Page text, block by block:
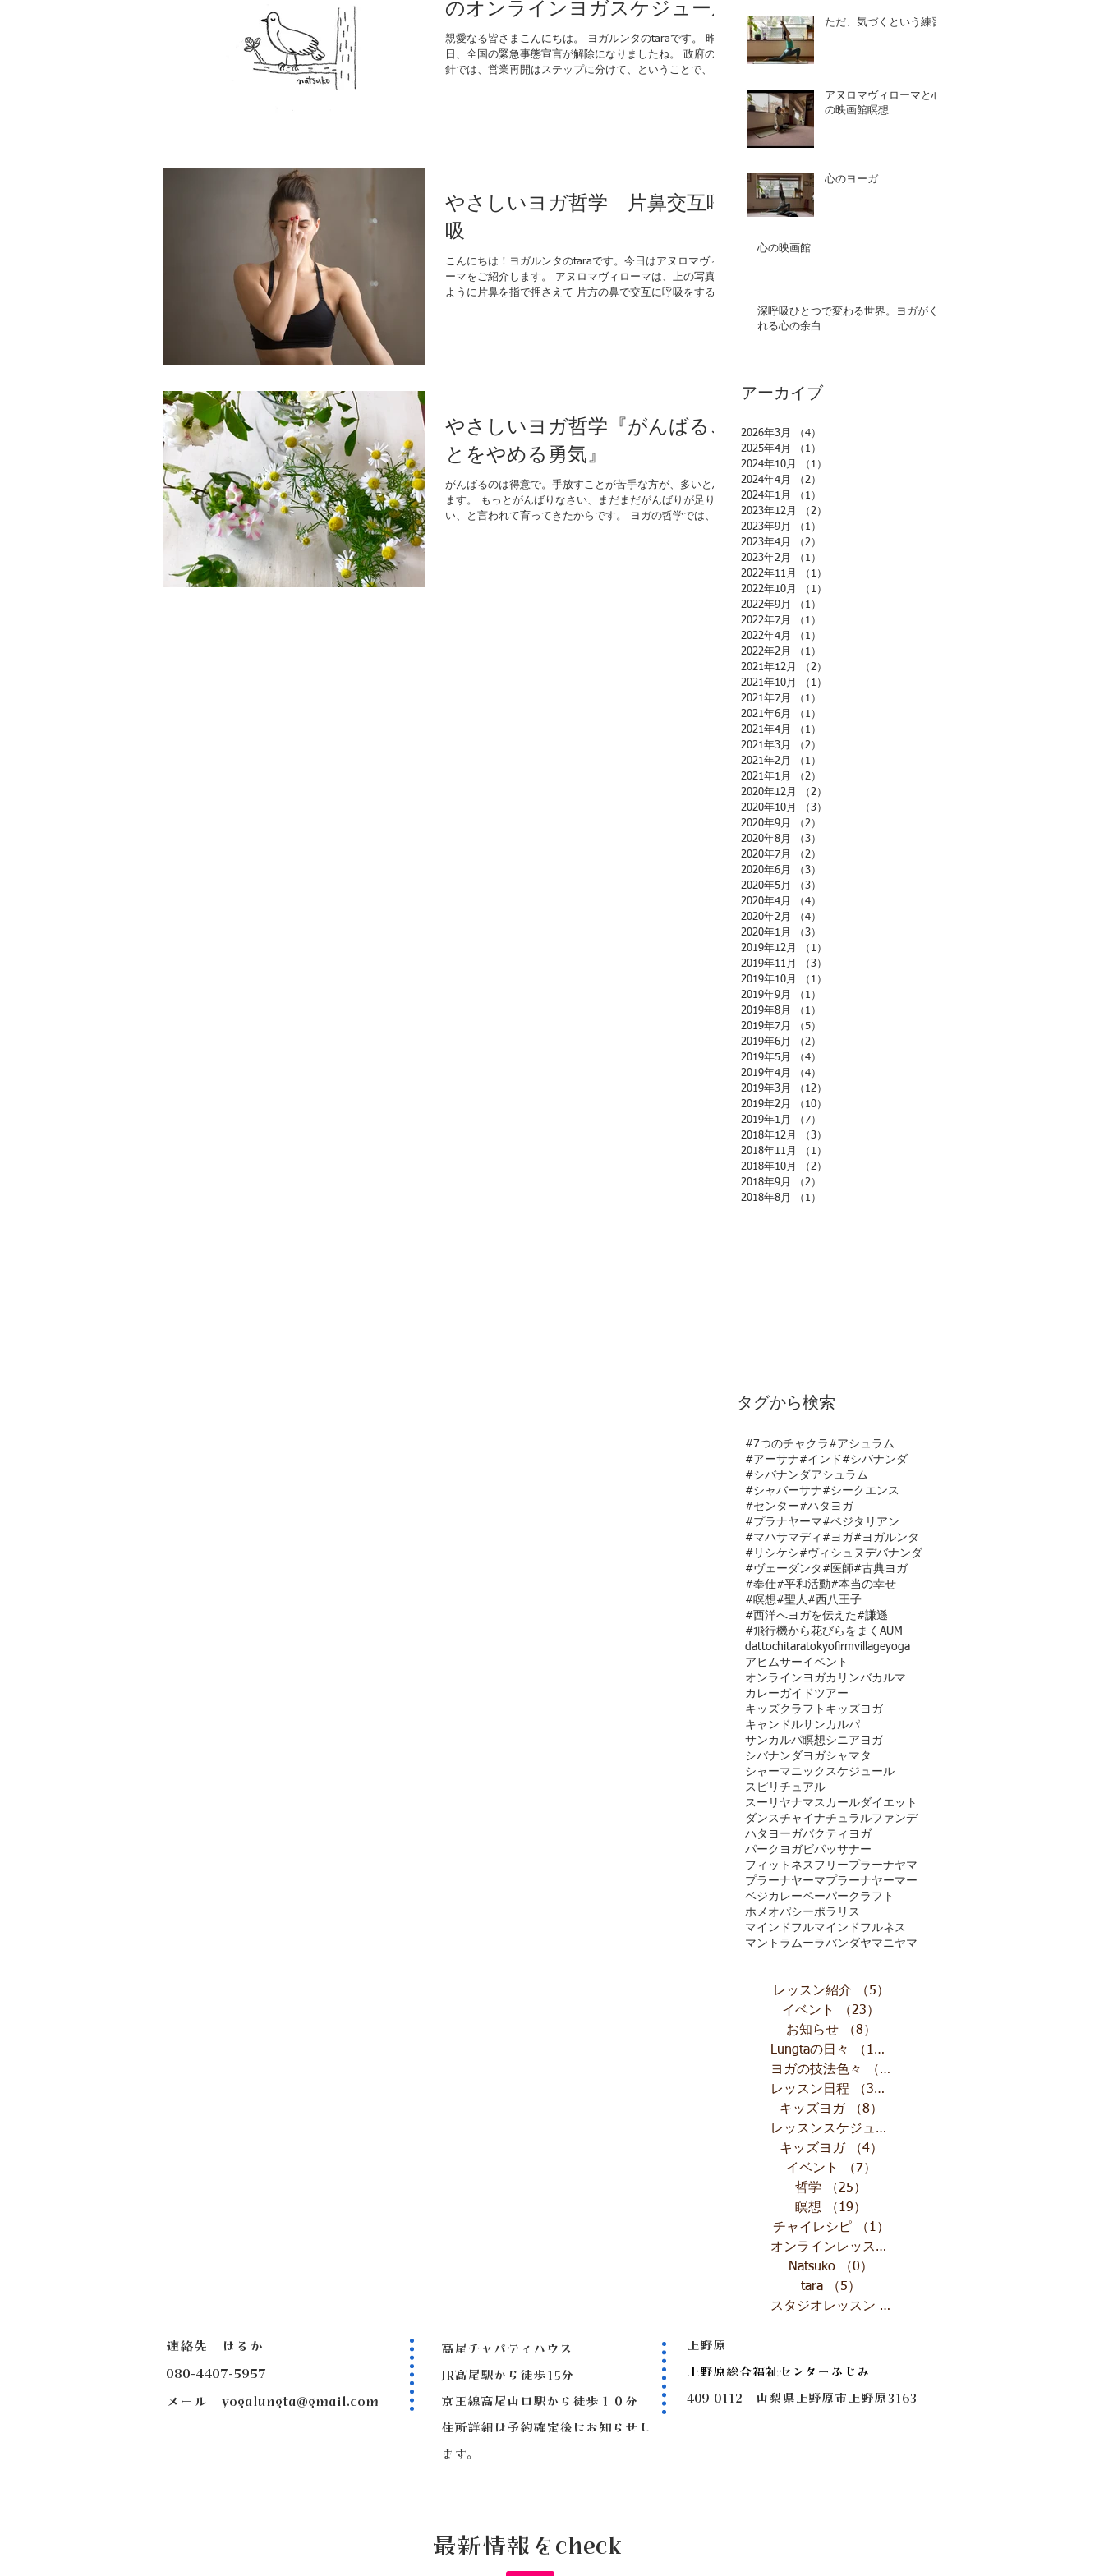
のオンラインヨガスケジュール
親愛なる皆さまこんにちは。 ヨガルンタのtaraです。 昨
日、全国の緊急事態宣言が解除になりましたね。 政府の指
針では、営業再開はステップに分けて、ということで、 ス
やさしいヨガ哲学 片鼻交互呼
吸
こんにちは！ヨガルンタのtaraです。今日はアヌロマヴィロ
ーマをご紹介します。 アヌロマヴィローマは、上の写真の
ように片鼻を指で押さえて 片方の鼻で交互に呼吸をする呼
やさしいヨガ哲学『がんばるこ
とをやめる勇気』
がんばるのは得意で。手放すことが苦手な方が、多いと思い
ます。 もっとがんばりなさい、まだまだがんばりが足りな
い、と言われて育ってきたからです。 ヨガの哲学では、が
ただ、気づくという練習
アヌロマヴィローマと心
の映画館瞑想
心のヨーガ
心の映画館
深呼吸ひとつで変わる世界。ヨガがく
れる心の余白
アーカイブ
2026年3月 （4）
2025年4月
（1）
2024年10月
（1）
2024年4月
（2）
2024年1月
（1）
2023年12月
（2）
2023年9月
（1）
2023年4月
（2）
2023年2月
（1）
2022年11月
（1）
2022年10月
（1）
2022年9月
（1）
2022年7月
（1）
2022年4月
（1）
2022年2月
（1）
2021年12月
（2）
2021年10月
（1）
2021年7月
（1）
2021年6月
（1）
2021年4月
（1）
2021年3月
（2）
2021年2月
（1）
2021年1月
（2）
2020年12月
（2）
2020年10月
（3）
2020年9月
（2）
2020年8月
（3）
2020年7月
（2）
2020年6月
（3）
2020年5月
（3）
2020年4月
（4）
2020年2月
（4）
2020年1月
（3）
2019年12月
（1）
2019年11月
（3）
2019年10月
（1）
2019年9月
（1）
2019年8月
（1）
2019年7月
（5）
2019年6月
（2）
2019年5月
（4）
2019年4月
（4）
2019年3月
（12）
2019年2月
（10）
2019年1月
（7）
2018年12月
（3）
2018年11月
（1）
2018年10月
（2）
2018年9月
（2）
2018年8月
（1）
タグから検索
#7つのチャクラ #アシュラム
#アーサナ#インド #シバナンダ
#シバナンダアシュラム
#シャバーサナ#シークエンス
#センター#ハタヨガ
#プラナヤーマ#ベジタリアン
#マハサマディ #ヨガ#ヨガルンタ
#リシケシ#ヴィシュヌデバナンダ
#ヴェーダンタ #医師#古典ヨガ
#奉仕#平和活動#本当の幸せ
#瞑想#聖人 #西八王子
#西洋へヨガを伝えた #謙遜
#飛行機から花びらをまく AUM
dattochitaratokyofirmvillageyoga
アヒムサーイベント
オンラインヨガカリンバカルマ
カレーガイドツアー
キッズクラフト キッズヨガ
キャンドルサンカルパ
サンカルパ瞑想シニアヨガ
シバナンダヨガシャマタ
シャーマニック スケジュール
スピリチュアル
スーリヤナマスカールダイエット
ダンスチャイ ナチュラルファンデ
ハタヨーガバクティヨガ
パークヨガ ビパッサナー
フィットネス フリープラーナヤマ
プラーナヤーマプラーナヤーマー
ベジカレーペーパークラフト
ホメオパシーポラリス
マインドフルマインドフルネス
マントラ ムーラバンダヤマニヤマ
レッスン紹介 （5）
イベント
（23）
お知らせ
（8）
Lungtaの日々
（10）
ヨガの技法色々
（11）
レッスン日程
（32）
キッズヨガ
（8）
レッスンスケジュール
キッズヨガ
（4）
イベント
（7）
哲学
（25）
瞑想
（19）
チャイレシピ
（1）
オンラインレッスン
Natsuko
（0）
tara
（5）
スタジオレッスン （1）
連絡先 はるか
080-4407-5957
​メール yogalungta@gmail.com
高尾チャパティハウス
JR高尾駅から徒歩15分
京王線高尾山口駅から徒歩１０分
住所詳細は予約確定後にお知らせし
ます。
上野原
上野原総合福祉センターふじみ
409-0112 山梨県上野原市上野原3163
最新情報をcheck